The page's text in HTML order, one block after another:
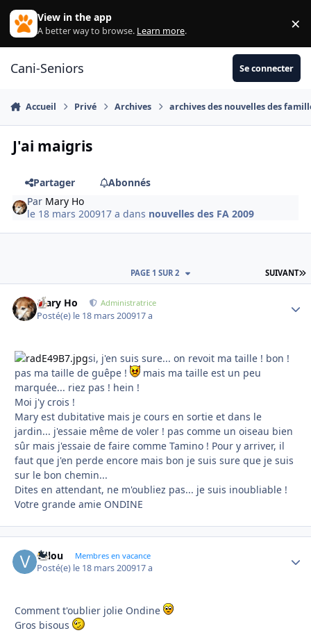
Aller au contenu
View in the app
A better way to browse. Learn more. ×
Cani-Seniors Se connecter
Accueil Privé Archives archives des nouvelles des
J'ai maigris
Partager
Abonnés
Par Mary Ho
le 18 mars 200917 a dans nouvelles des FA 2009
SUIVANT
PAGE 1 SUR 2
Mary Ho Administratrice
Posté(e) le 18 mars 200917 a
si, j'en suis sure... on revoit ma taille ! bon !
pas ma taille de guêpe !
mais ma taille est un peu
marquée... riez pas ! hein !
Moi j'y crois !
Mary est dubitative mais je cours en sortie et dans le
jardin... j'essaie même de voler ! pas comme un oiseau bien
sûr mais j'essaie de faire comme Tamino ! Pour y arriver, il
faut que j'en perde encore mais bon je suis sure que je suis
sur le bon chemin...
Dites en attendant, ne m'oubliez pas... je suis inoubliable !
Votre grande amie ONDINE
valou Membres en vacance
Posté(e) le 18 mars 200917 a
Comment t'oublier jolie Ondine
Gros bisous